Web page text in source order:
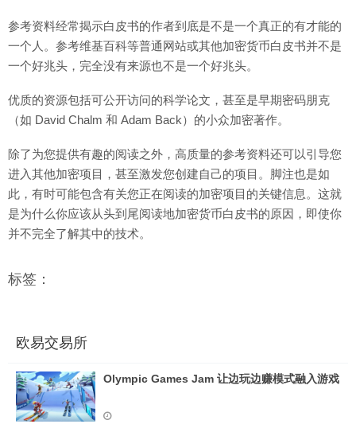
参考资料经常揭示白皮书的作者到底是不是一个真正的有才能的
一个人。参考维基百科等普通网站或其他加密货币白皮书并不是
一个好兆头，完全没有来源也不是一个好兆头。
优质的资源包括可公开访问的科学论文，甚至是早期密码朋克
（如 David Chalm 和 Adam Back）的小众加密著作。
除了为您提供有趣的阅读之外，高质量的参考资料还可以引导您
进入其他加密项目，甚至激发您创建自己的项目。脚注也是如
此，有时可能包含有关您正在阅读的加密项目的关键信息。这就
是为什么你应该从头到尾阅读地加密货币白皮书的原因，即使你
并不完全了解其中的技术。
标签：
欧易交易所
Olympic Games Jam 让边玩边赚模式融入游戏